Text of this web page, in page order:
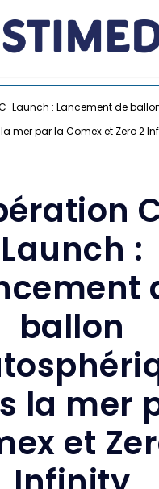
Launch : Lancement de
mer par la Comex et Zero 2
Launch :
ballon
la mer
et